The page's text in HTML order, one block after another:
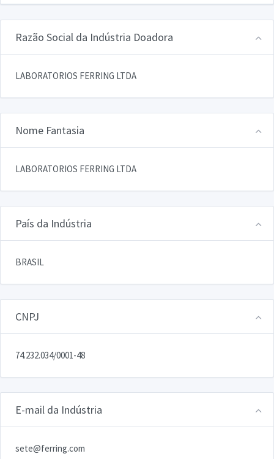
Razão Social da Indústria Doadora
LABORATORIOS FERRING LTDA
Nome Fantasia
LABORATORIOS FERRING LTDA
País da Indústria
BRASIL
CNPJ
74.232.034/0001-48
E-mail da Indústria
sete@ferring.com